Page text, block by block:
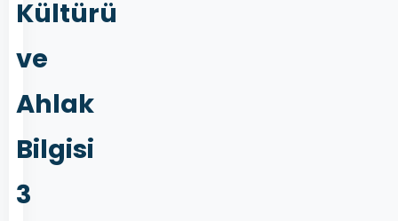
Kültürü
ve
Ahlak
Bilgisi
3